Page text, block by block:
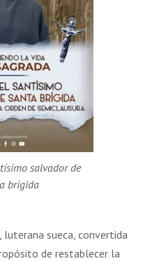
salvador de
brigida
sueca, convertida
de restablecer la